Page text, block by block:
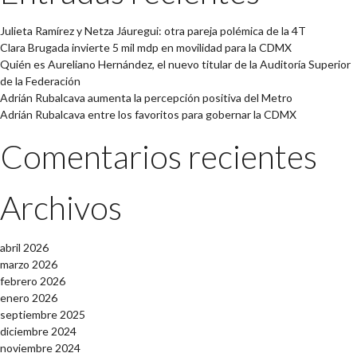
Julieta Ramírez y Netza Jáuregui: otra pareja polémica de la 4T
Clara Brugada invierte 5 mil mdp en movilidad para la CDMX
Quién es Aureliano Hernández, el nuevo titular de la Auditoría Superior
de la Federación
Adrián Rubalcava aumenta la percepción positiva del Metro
Adrián Rubalcava entre los favoritos para gobernar la CDMX
Comentarios recientes
Archivos
abril 2026
marzo 2026
febrero 2026
enero 2026
septiembre 2025
diciembre 2024
noviembre 2024